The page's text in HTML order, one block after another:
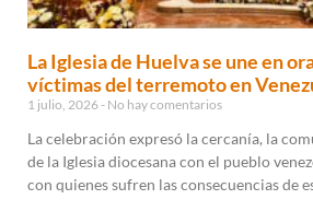
La Iglesia de Huelva se une en
víctimas del terremoto en
1 julio, 2026 No hay comentarios
La celebración expresó la cercanía, la
de la Iglesia diocesana con el pueblo
con quienes sufren las consecuencias de